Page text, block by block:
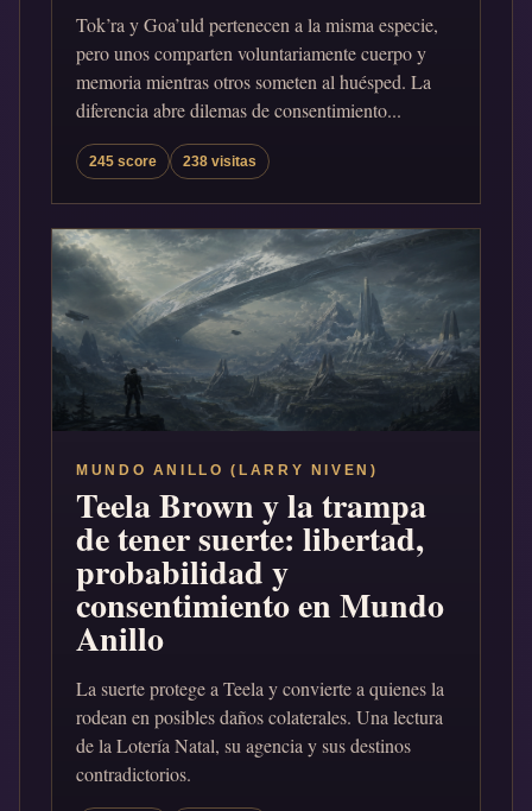
Tok’ra y Goa’uld pertenecen a la misma especie,
pero unos comparten voluntariamente cuerpo y
memoria mientras otros someten al huésped. La
diferencia abre dilemas de consentimiento...
245 score 238 visitas
MUNDO ANILLO (LARRY NIVEN)
Teela Brown y la trampa
de tener suerte: libertad,
probabilidad y
consentimiento en Mundo
Anillo
La suerte protege a Teela y convierte a quienes la
rodean en posibles daños colaterales. Una lectura
de la Lotería Natal, su agencia y sus destinos
contradictorios.